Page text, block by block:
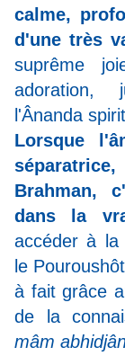
calme,
d'une très
suprême
adoration,
l'Ânanda
Lorsque
Brahman,
dans la
accéder à la
le
à fait grâce
de la
mâm